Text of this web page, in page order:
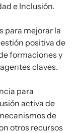
e Inclusión.
para mejorar la
positiva de
formaciones y
claves.
para
activa de
de
otros recursos